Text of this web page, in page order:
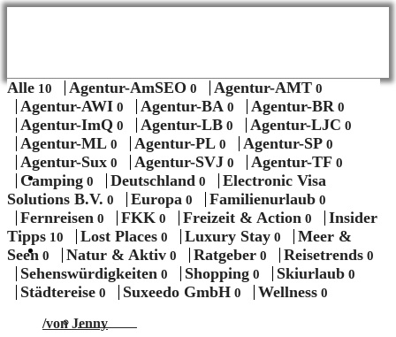
BLOG
Themen
Wellness
Alle 10 Agentur-AmSEO 0 Agentur-AMT 0
Agentur-AWI 0 Agentur-BA 0 Agentur-BR 0
Agentur-ImQ 0 Agentur-LB 0 Agentur-LJC 0
Agentur-ML 0 Agentur-PL 0 Agentur-SP 0
Agentur-Sux 0 Agentur-SVJ 0 Agentur-TF 0
Camping 0 Deutschland 0
Electronic Visa
Solutions B.V. 0 Europa 0 Familienurlaub 0
Fernreisen 0 FKK 0 Freizeit & Action 0
Insider
Tipps 10 Lost Places 0 Luxury Stay 0
Meer &
Seen 0 Natur & Aktiv 0 Ratgeber 0 Reisetrends 0
Sehenswürdigkeiten 0 Shopping 0 Skiurlaub 0
Städtereise 0 Suxeedo GmbH 0 Wellness 0
/von Jenny